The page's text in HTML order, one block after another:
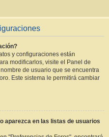
y configuraciones están
modificarlos, visite el Panel de
de usuario que se encuentra
Este sistema le permitirá cambiar
aparezca en las listas de usuarios